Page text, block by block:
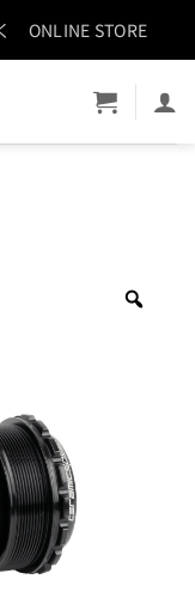
ONLINE STORE